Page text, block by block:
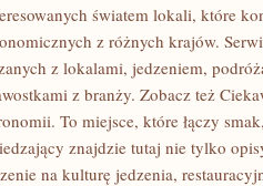
światem lokali, które
z różnych krajów.
z lokalami, jedzeniem,
z branży. Zobacz też
To miejsce, które łączy
znajdzie tutaj nie tylko
na kulturę jedzenia,